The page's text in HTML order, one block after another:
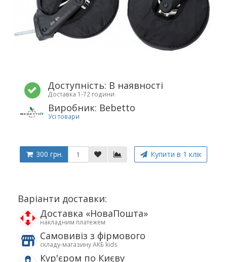
Доступність: В наявності
Доставка 1-72 години
Виробник: Bebetto
Усі товари
300 грн. Купити в 1 клік
Варіанти доставки:
Доставка «НоваПошта»
накладним платежем
Самовивіз з фірмового
складу-магазину АКБ kids
Кур'єром по Києву